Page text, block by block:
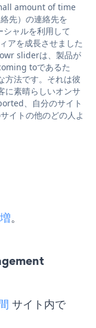
amount of time
先）の連絡先を
ャルを利用して
アを成長させました
sliderは、製品が
toであるた
方法です。それは彼
に素晴らしいオンサ
、自分のサイト
イトの他のどの人よ
。
サイト内で